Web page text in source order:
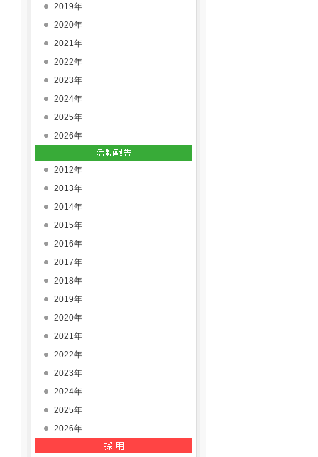
2019年
2020年
2021年
2022年
2023年
2024年
2025年
2026年
2012年
2013年
2014年
2015年
2016年
2017年
2018年
2019年
2020年
2021年
2022年
2023年
2024年
2025年
2026年